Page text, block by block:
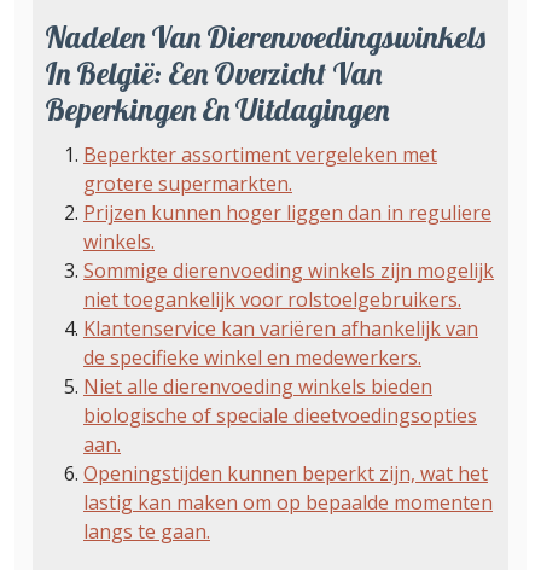
Nadelen Van Dierenvoedingswinkels
In België: Een Overzicht Van
Beperkingen En Uitdagingen
Beperkter assortiment vergeleken met
grotere supermarkten.
Prijzen kunnen hoger liggen dan in reguliere
winkels.
Sommige dierenvoeding winkels zijn mogelijk
niet toegankelijk voor rolstoelgebruikers.
Klantenservice kan variëren afhankelijk van
de specifieke winkel en medewerkers.
Niet alle dierenvoeding winkels bieden
biologische of speciale dieetvoedingsopties
aan.
Openingstijden kunnen beperkt zijn, wat het
lastig kan maken om op bepaalde momenten
langs te gaan.